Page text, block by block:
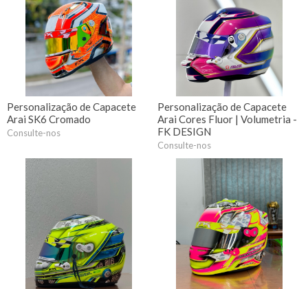
Personalização de Capacete
Arai SK6 Cromado
Consulte-nos
Personalização de Capacete
Arai Cores Fluor | Volumetria -
FK DESIGN
Consulte-nos